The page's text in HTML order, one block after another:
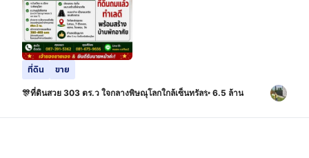
ที่ดิน ขาย
🎊ที่ดินสวย 303 ตร.ว ใจกลางพิษณุโลกใกล้เซ็นทรัล✨ 6.5 ล้าน